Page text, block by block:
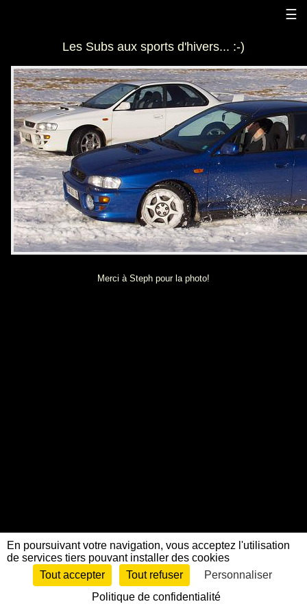
En poursuivant votre navigation, vous acceptez l'utilisation
de services tiers pouvant installer des cookies
Tout accepter
Tout refuser
Personnaliser
Politique de confidentialité
☰
Les Subs aux sports d'hivers... :-)
Merci à Steph pour la photo!